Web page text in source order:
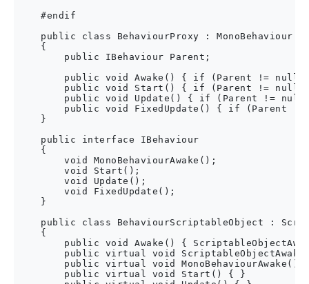
    #endif
    public class BehaviourProxy : MonoBehaviour
    {
        public IBehaviour Parent;
public void Awake() { if (Parent !=
public void Start() { if (Parent != null)
public void Update() { if (Parent !=
public void FixedUpdate() { if (Parent
    }
    public interface IBehaviour
    {
        void MonoBehaviourAwake();
        void Start();
        void Update();
        void FixedUpdate();
    }
public class BehaviourScriptableObject :
    {
public void Awake() {
public virtual void
public virtual void MonoBehaviourAwake()
        public virtual void Start() { }